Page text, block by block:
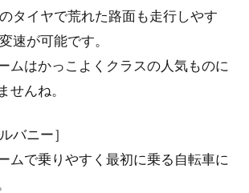
タイヤで荒れた路面も走行しやす
速が可能です。
ムはかっこよくクラスの人気ものに
せんね。
バニー］
ムで乗りやすく最初に乗る自転車に